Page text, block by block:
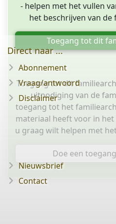
- helpen met het vullen
het beschrijven van de
Toegang tot dit
Toegang tot dit
uitnodiging van de
toegang tot het
materiaal heeft voor in
u graag wilt helpen met
Doe een
Direct naar ...
Abonnement
Vraag/antwoord
Disclaimer
Nieuwsbrief
Contact